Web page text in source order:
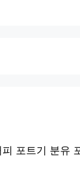
포트기 분유